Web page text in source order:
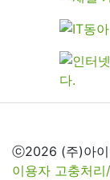
ⓒ2026 (주)아이
이용자 고충처리